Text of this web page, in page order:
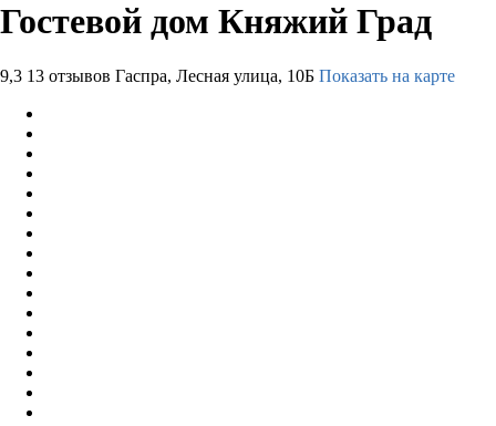
Гостевой дом Княжий Град
9,3 13 отзывов Гаспра, Лесная улица, 10Б Показать на карте